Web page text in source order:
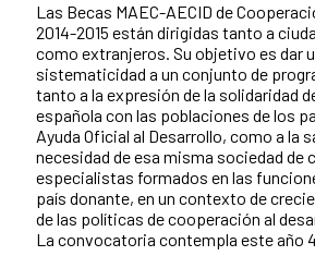
Las Becas MAEC-AECID de
2014-2015 están dirigidas tanto a
como extranjeros. Su objetivo es dar
sistematicidad a un conjunto de
tanto a la expresión de la solidaridad
española con las poblaciones de los
Ayuda Oficial al Desarrollo, como a la
necesidad de esa misma sociedad de
especialistas formados en las
país donante, en un contexto de
de las políticas de cooperación al
La convocatoria contempla este año